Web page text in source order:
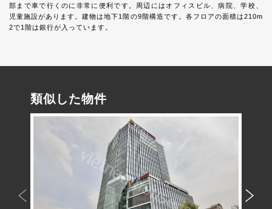
部まで車で行くのに非常に便利です。周辺にはオフィスビル、病院、学校、
児童施設があります。建物は地下1階の9階構造です。各フロアの面積は210m
2で1階は銀行が入っています。
類似した物件